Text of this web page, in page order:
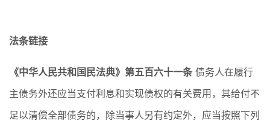
法条链接
《中华人民共和国民法典》第五百六十一条 债务人在履行
主债务外还应当支付利息和实现债权的有关费用，其给付不
足以清偿全部债务的，除当事人另有约定外，应当按照下列